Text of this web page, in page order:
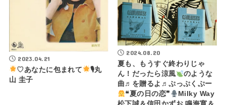
2023.04.21
♡あなたに包まれて
🎙丸
山 圭子
2024.08.20
夏も、もうすぐ終わりじゃ
ん！だったら涼風
のような
曲♬を贈るよ♬ぷっぷくぷー
❝夏の日の恋❞
Milky Way